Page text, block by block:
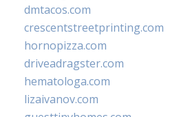
dmtacos.com
crescentstreetprinting.com
hornopizza.com
driveadragster.com
hematologa.com
lizaivanov.com